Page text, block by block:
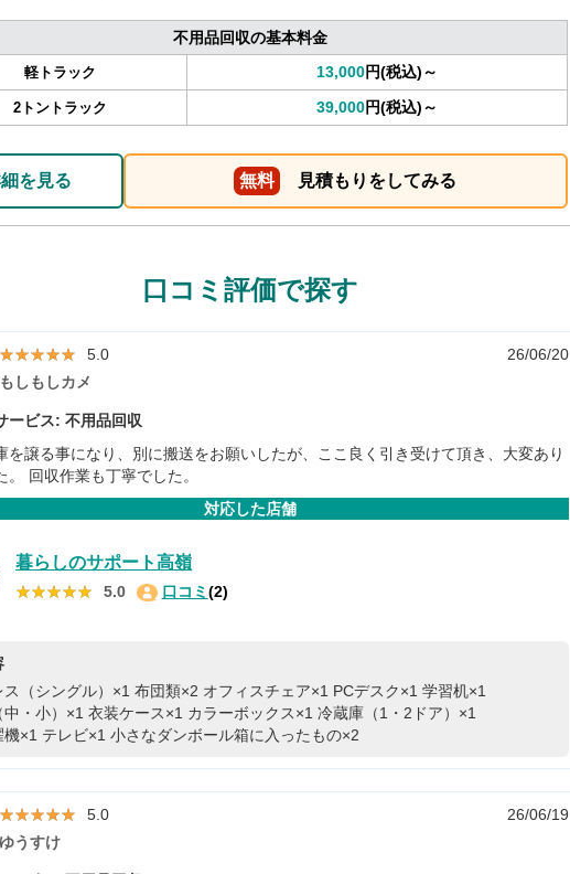
不用品回収の基本料金
軽トラック 13,000円(税込)～
2トントラック 39,000円(税込)～
を見る 無料 見積もりをしてみる
口コミ評価で探す
★★★★★
★★★★★ 5.0
26/06/20
もしもしカメ
ービス: 不用品回収
を譲る事になり、別に搬送をお願いしたが、ここ良く引き受けて頂き、大変あり
。 回収作業も丁寧でした。
対応した店舗
暮らしのサポート高嶺
★★★★★
★★★★★ 5.0 口コミ (2)
ス（シングル）×1 布団類×2 オフィスチェア×1 PCデスク×1 学習机×1
・小）×1 衣装ケース×1 カラーボックス×1 冷蔵庫（1・2ドア）×1
×1 テレビ×1 小さなダンボール箱に入ったもの×2
★★★★★
★★★★★ 5.0
26/06/19
ゆうすけ